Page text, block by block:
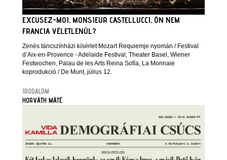
EXCUSEZ-MOI, MONSIEUR CASTELLUCCI, ÖN NEM
FRANCIA VÉLETLENÜL?
Zenés táncszínházi kísérlet Mozart Requiemje nyomán / Festival
d’Aix-en-Provence - Adelaide Festival, Theater Basel, Wiener
Festwochen, Palau de les Arts Reina Sofía, La Monnaie
koprodukció / De Munt, július 12.
IRODALOM
HORVÁTH MÁTÉ